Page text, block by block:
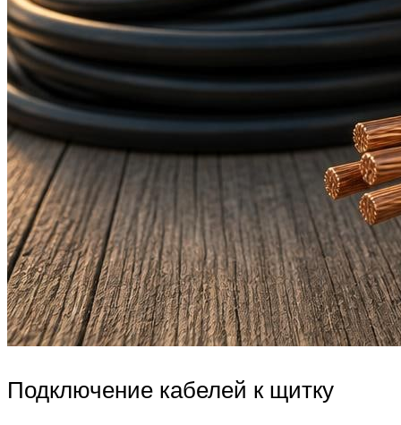
Подключение кабелей к щитку